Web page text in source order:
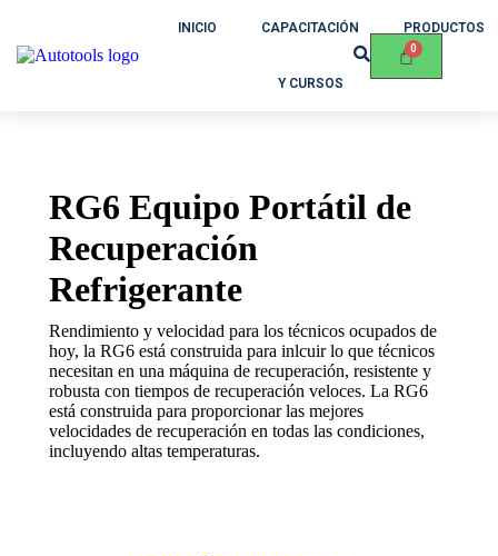
INICIO CAPACITACIÓN
Y CURSOS
PRODUCTOS
RG6 Equipo Portátil de
Recuperación
Refrigerante
Rendimiento y velocidad para los técnicos ocupados de
hoy, la RG6 está construida para inlcuir lo que técnicos
necesitan en una máquina de recuperación, resistente y
robusta con tiempos de recuperación veloces. La RG6
está construida para proporcionar las mejores
velocidades de recuperación en todas las condiciones,
incluyendo altas temperaturas.